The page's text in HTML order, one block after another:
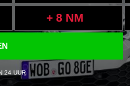
+ 8 NM
24 UUR